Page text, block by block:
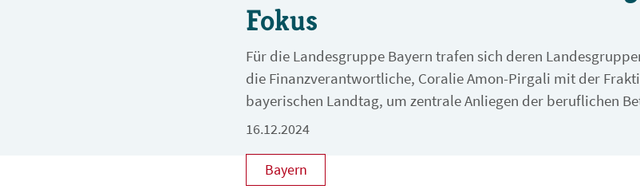
Fokus
Für die Landesgruppe Bayern trafen sich deren
die Finanzverantwortliche, Coralie Amon-Pirgali mit der
bayerischen Landtag, um zentrale Anliegen der beruflichen
16.12.2024
Bayern